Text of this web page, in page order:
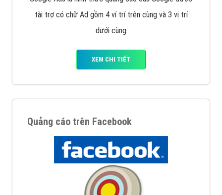
tài trợ có chữ Ad gồm 4 ví trí trên cùng và 3 vị trí
dưới cùng
XEM CHI TIẾT
Quảng cáo trên Facebook